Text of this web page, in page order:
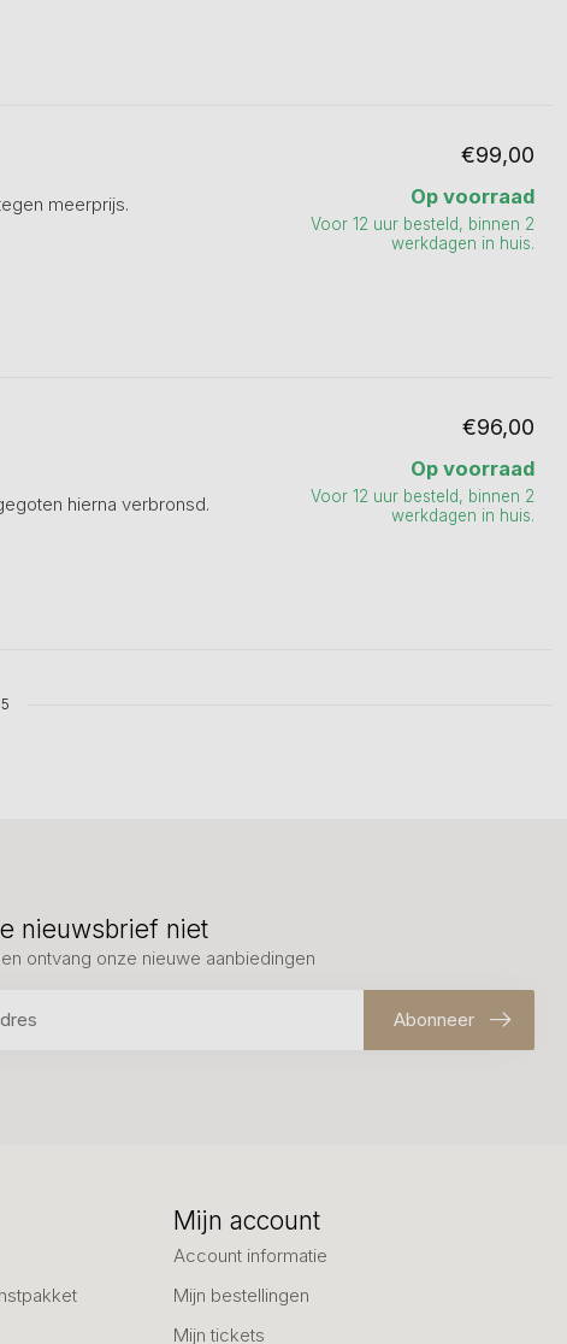
meerprijs.
€99,00
Op voorraad
Voor 12 uur besteld, binnen 2
werkdagen in huis.
hierna verbronsd.
€96,00
Op voorraad
Voor 12 uur besteld, binnen 2
werkdagen in huis.
nieuwsbrief niet
ontvang onze nieuwe aanbiedingen
Abonneer
Mijn account
Account informatie
Mijn bestellingen
Mijn tickets